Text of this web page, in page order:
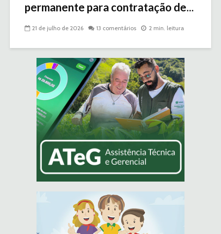
permanente para contratação de...
21 de julho de 2026 13 comentários 2 min. leitura